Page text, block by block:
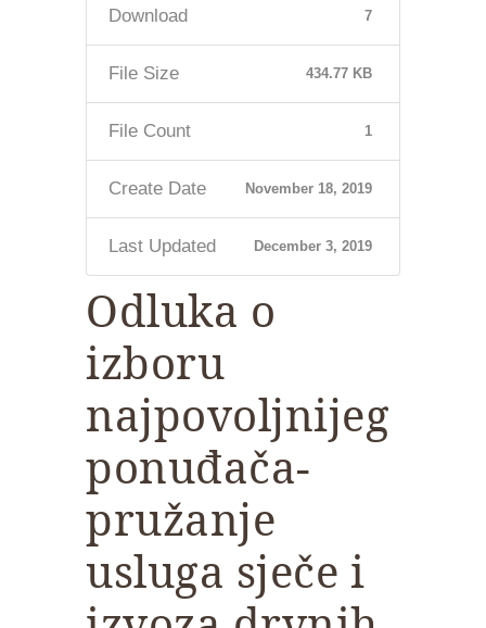
Download 7
File Size 434.77 KB
File Count 1
Create Date November 18, 2019
Last Updated December 3, 2019
Odluka o
izboru
najpovoljnijeg
ponuđača-
pružanje
usluga sječe i